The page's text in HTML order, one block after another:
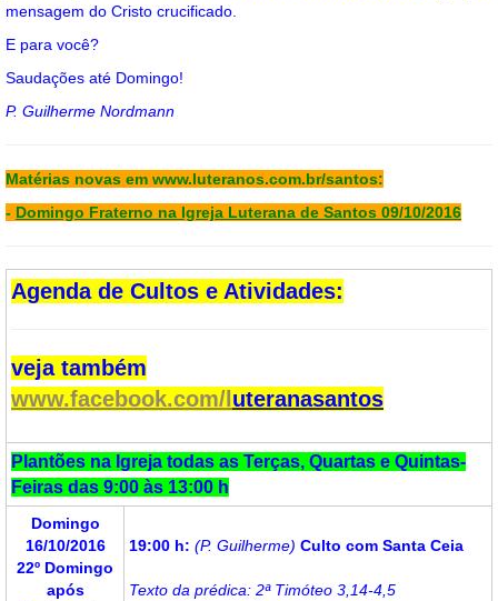
mensagem do Cristo crucificado.
E para você?
Saudações até Domingo!
P. Guilherme Nordmann
Matérias novas em www.luteranos.com.br/santos:
- Domingo Fraterno na Igreja Luterana de Santos 09/10/2016
Agenda de Cultos e Atividades:
veja também
www.facebook.com/l uteranasantos
Plantões na Igreja todas as Terças, Quartas e Quintas-
Feiras das 9:00 às 13:00 h
Domingo
16/10/2016
22º Domingo
após
19:00 h: (P. Guilherme) Culto com Santa Ceia
Texto da prédica: 2ª Timóteo 3,14-4,5